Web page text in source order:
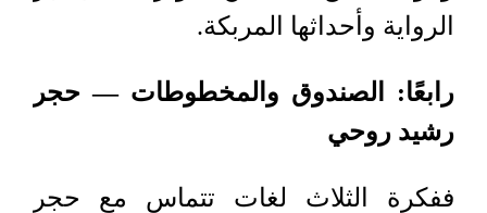
الرواية وأحداثها المربكة.
رابعًا: الصندوق والمخطوطات — حجر
رشيد روحي
ففكرة الثلاث لغات تتماس مع حجر